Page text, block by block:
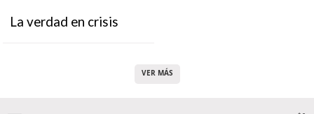
La verdad en crisis
VER MÁS